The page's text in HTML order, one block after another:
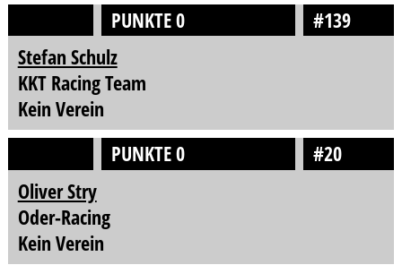
PUNKTE 0
#139
Stefan Schulz
KKT Racing Team
Kein Verein
PUNKTE 0
#20
Oliver Stry
Oder-Racing
Kein Verein